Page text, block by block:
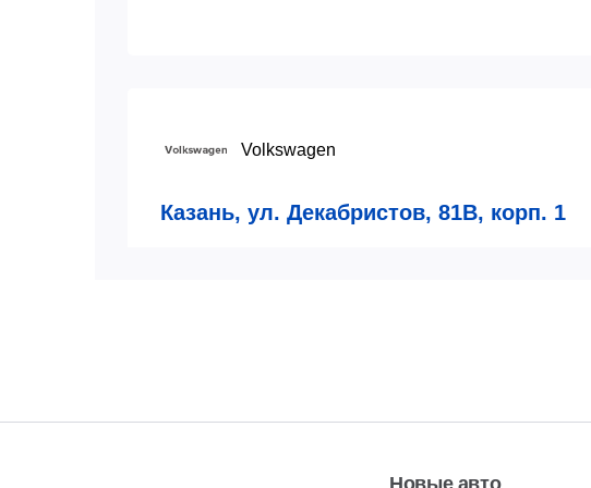
Volkswagen
Казань, ул. Декабристов, 81В, корп. 1
Новые авто